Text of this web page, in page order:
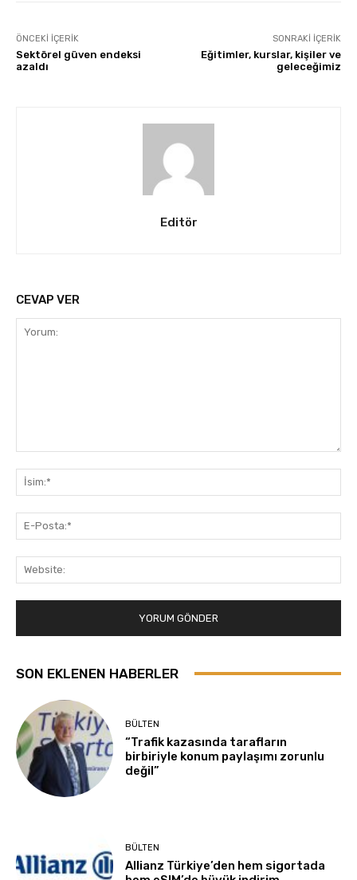
ÖNCEKI İÇERIK
Sektörel güven endeksi
azaldı
SONRAKI İÇERIK
Eğitimler, kurslar, kişiler ve
geleceğimiz
Editör
CEVAP VER
SON EKLENEN HABERLER
BÜLTEN
“Trafik kazasında tarafların
birbiriyle konum paylaşımı zorunlu
değil”
BÜLTEN
Allianz Türkiye’den hem sigortada